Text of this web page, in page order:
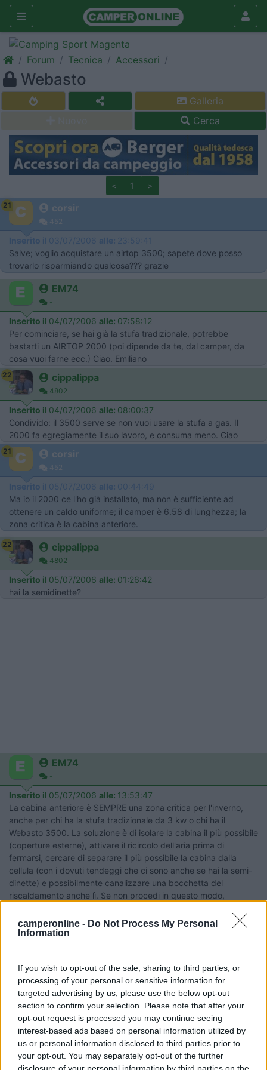
camperonline - Do Not Process My Personal
Information
If you wish to opt-out of the sale, sharing to third parties, or
processing of your personal or sensitive information for
targeted advertising by us, please use the below opt-out
section to confirm your selection. Please note that after your
opt-out request is processed you may continue seeing
interest-based ads based on personal information utilized by
us or personal information disclosed to third parties prior to
your opt-out. You may separately opt-out of the further
disclosure of your personal information by third parties on the
Forum Tecnica Accessori
Webasto
Galleria
Cerca
< 1 >
21 corsir
452
Inserito il 03/07/2006 alle: 23:59:41
Salve; voglio acquistare un airtop 3500; sapete dove posso
trovarlo risparmiando qualcosa??? grazie
EM74
-
Inserito il 04/07/2006 alle: 07:58:12
Per cominciare, se hai già la stufa tradizionale, potrebbe
bastarti un AIRTOP 2000 (poi dipende da te, dal camper, da
cosa vuoi farne ecc.) Ciao. Emiliano
22 cippalippa
4802
Inserito il 04/07/2006 alle: 08:00:37
Condivido: il 3500 serve se non vuoi usare la stufa a gas. Il
2000 fa egregiamente il suo lavoro, e consuma meno. Ciao
21 corsir
452
Inserito il 05/07/2006 alle: 00:44:49
Ma io il 2000 ce l'ho già installato, ma non è sufficiente ad
ottenere un caldo uniforme; il camper è 6.58 di lunghezza; la
zona critica è la cabina anteriore.
22 cippalippa
4802
Inserito il 05/07/2006 alle: 01:26:42
hai la semidinette?
EM74
-
Inserito il 05/07/2006 alle: 13:53:47
La cabina anteriore è SEMPRE una zona critica per l'inverno,
anche per chi ha la stufa tradizionale da 3 kw o chi ha il
Webasto 3500. La soluzione è di isolare la cabina il più possibile
(coperture esterne), attivare il ricircolo dell'aria prima di
fermarsi, cercare di separare il più possibile la cabina dalla
cellula (con i dovuti tendeggi che ci sono anche se hai la semi-
dinette) e possibilmente canalizzare una bocchetta del
riscaldamento anche lì. Se non procedi in questo modo,
di aumentare la capacità di riscaldamento, ma per riscaldare
decentemente la cabina (senza magari riuscirci) dovresti a
sempre comunque la parte più fredda del tuo camper. Ciao.
Emiliano
sport15
13164
Inserito il05/07/2006 alle:14:47:16
Ciao Emiliano,scusami, ma non concordo affatto con quello che
dici. Se l'impianto è ben fatto,cioè se vengono messe le